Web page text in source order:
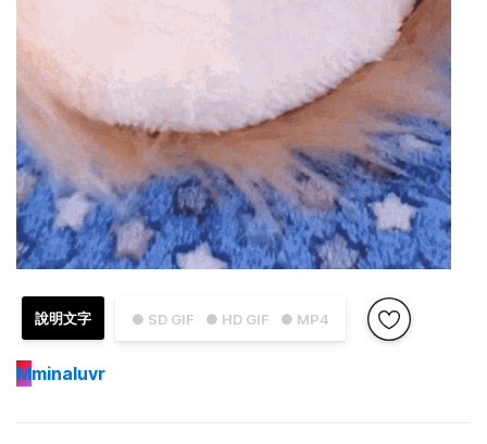
● SD GIF ● HD GIF ● MP4
說明文字
Mminaluvr